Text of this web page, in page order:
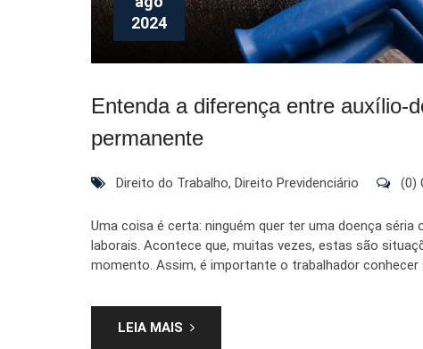
2024
Entenda a diferença entre auxílio-
permanente
Direito do Trabalho, Direito Previdenciário (0)
Uma coisa é certa: ninguém quer ter uma doença
laborais. Acontece que, muitas vezes, estas são
momento. Assim, é importante o trabalhador
LEIA MAIS